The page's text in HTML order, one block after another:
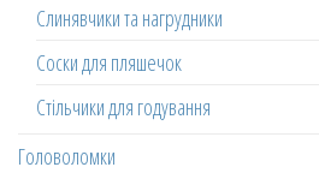
Слинявчики та нагрудники
Соски для пляшечок
Стільчики для годування
Головоломки